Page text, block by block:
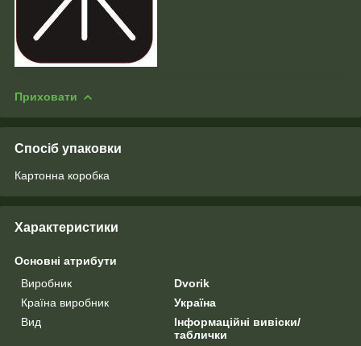
Приховати
Спосіб упаковки
Картонна коробка
Характеристики
Основні атрибути
Виробник
Dvorik
Країна виробник
Україна
Вид
Інформаційні вивіски/
таблички